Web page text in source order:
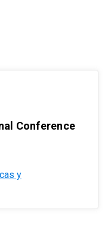
Conference
y